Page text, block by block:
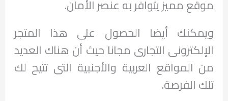
موقع مميز يتوافر به عنصر الأمان.
ويمكنك أيضا الحصول على هذا المتجر
الإلكترونى التجارى مجانا حيث أن هناك العديد
من المواقع العربية والأجنبية التى تتيح لك
تلك الفرصة.